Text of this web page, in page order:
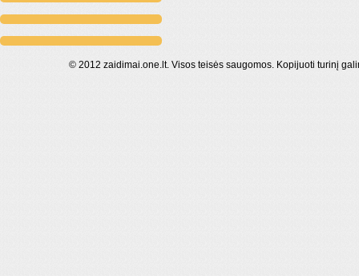
© 2012 zaidimai.one.lt. Visos teisės saugomos. Kopijuoti turinį